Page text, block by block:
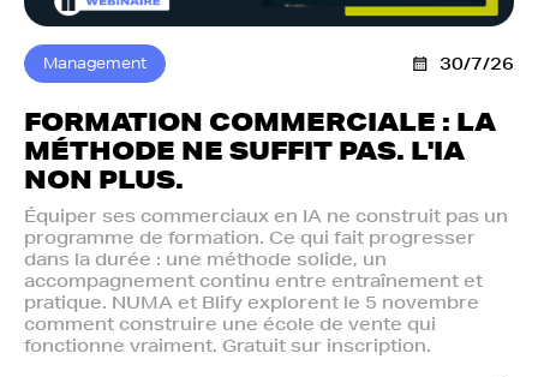
Management 30/7/26
FORMATION COMMERCIALE : LA
MÉTHODE NE SUFFIT PAS. L'IA
NON PLUS.‍
Équiper ses commerciaux en IA ne construit pas un
programme de formation. Ce qui fait progresser
dans la durée : une méthode solide, un
accompagnement continu entre entraînement et
pratique. NUMA et Blify explorent le 5 novembre
comment construire une école de vente qui
fonctionne vraiment. Gratuit sur inscription.